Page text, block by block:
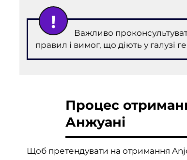
Важливо
правил і вимог, що діють у галузі
Процес
Анжуані
Щоб претендувати на отримання